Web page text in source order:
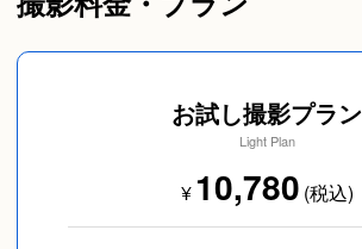
お試し撮影プラン
Light Plan
¥10,780 (税込)